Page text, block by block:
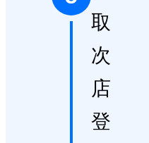
取
次
店
登